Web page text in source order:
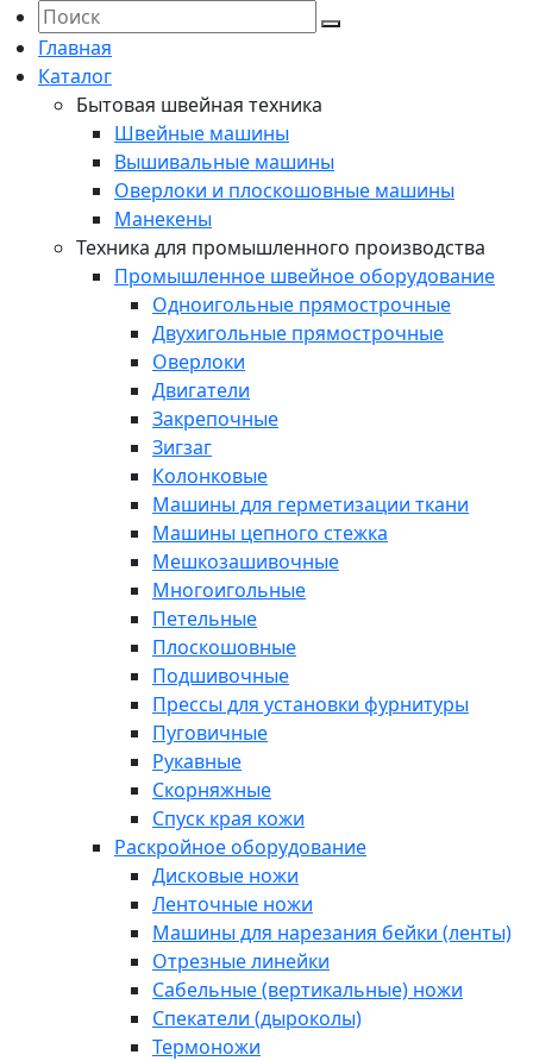
Главная
Каталог
Бытовая швейная техника
Швейные машины
Вышивальные машины
Оверлоки и плоскошовные машины
Манекены
Техника для промышленного производства
Промышленное швейное оборудование
Одноигольные прямострочные
Двухигольные прямострочные
Оверлоки
Двигатели
Закрепочные
Зигзаг
Колонковые
Машины для герметизации ткани
Машины цепного стежка
Мешкозашивочные
Многоигольные
Петельные
Плоскошовные
Подшивочные
Прессы для установки фурнитуры
Пуговичные
Рукавные
Скорняжные
Спуск края кожи
Раскройное оборудование
Дисковые ножи
Ленточные ножи
Машины для нарезания бейки (ленты)
Отрезные линейки
Сабельные (вертикальные) ножи
Спекатели (дыроколы)
Термоножи